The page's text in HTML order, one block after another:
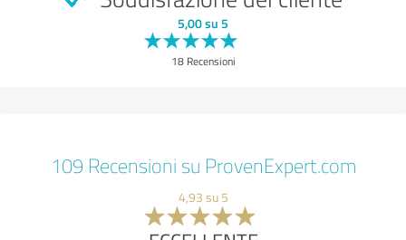
5,00 su 5
18 Recensioni
109 Recensioni su ProvenExpert.com
4,93 su 5